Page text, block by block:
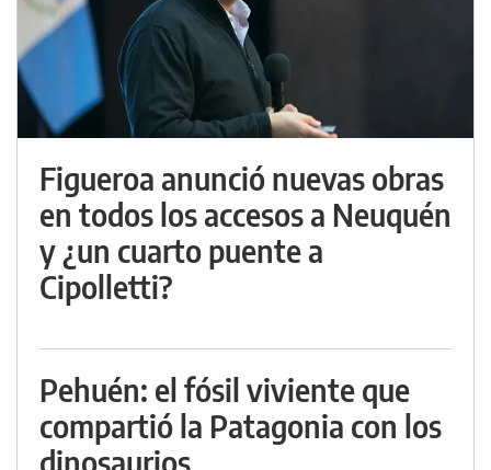
Figueroa anunció nuevas obras
en todos los accesos a Neuquén
y ¿un cuarto puente a
Cipolletti?
Pehuén: el fósil viviente que
compartió la Patagonia con los
dinosaurios